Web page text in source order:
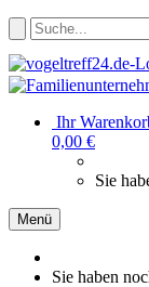
Ihr
0,00 €
Sie
Menü
Sie haben